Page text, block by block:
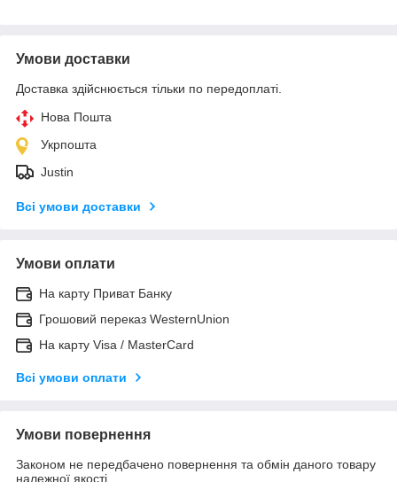
Умови доставки
Доставка здійснюється тільки по передоплаті.
Нова Пошта
Укрпошта
Justin
Всі умови доставки
Умови оплати
На карту Приват Банку
Грошовий переказ WesternUnion
На карту Visa / MasterCard
Всі умови оплати
Умови повернення
Законом не передбачено повернення та обмін даного товару
належної якості